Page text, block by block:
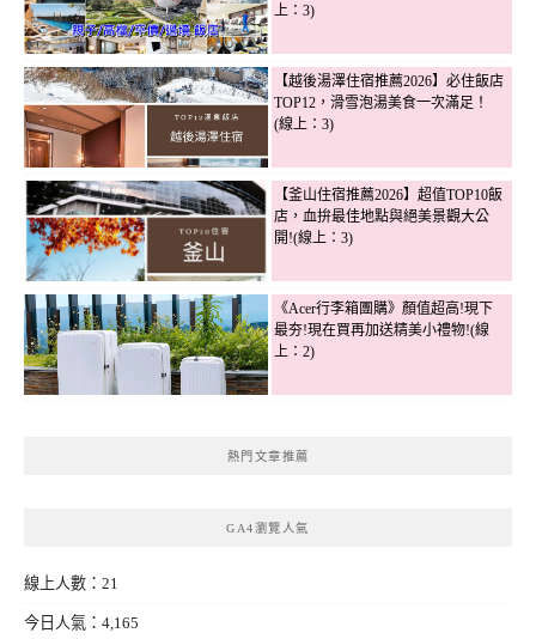
上：3)
【越後湯澤住宿推薦2026】必住飯店
TOP12，滑雪泡湯美食一次滿足！
(線上：3)
【釜山住宿推薦2026】超值TOP10飯
店，血拚最佳地點與絕美景觀大公
開!(線上：3)
《Acer行李箱團購》顏值超高!現下
最夯!現在買再加送精美小禮物!(線
上：2)
熱門文章推薦
GA4瀏覽人氣
線上人數：21
今日人氣：4,165